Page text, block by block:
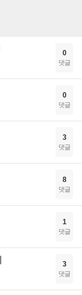
0
댓글
0
댓글
3
댓글
8
댓글
1
댓글
3
댓글